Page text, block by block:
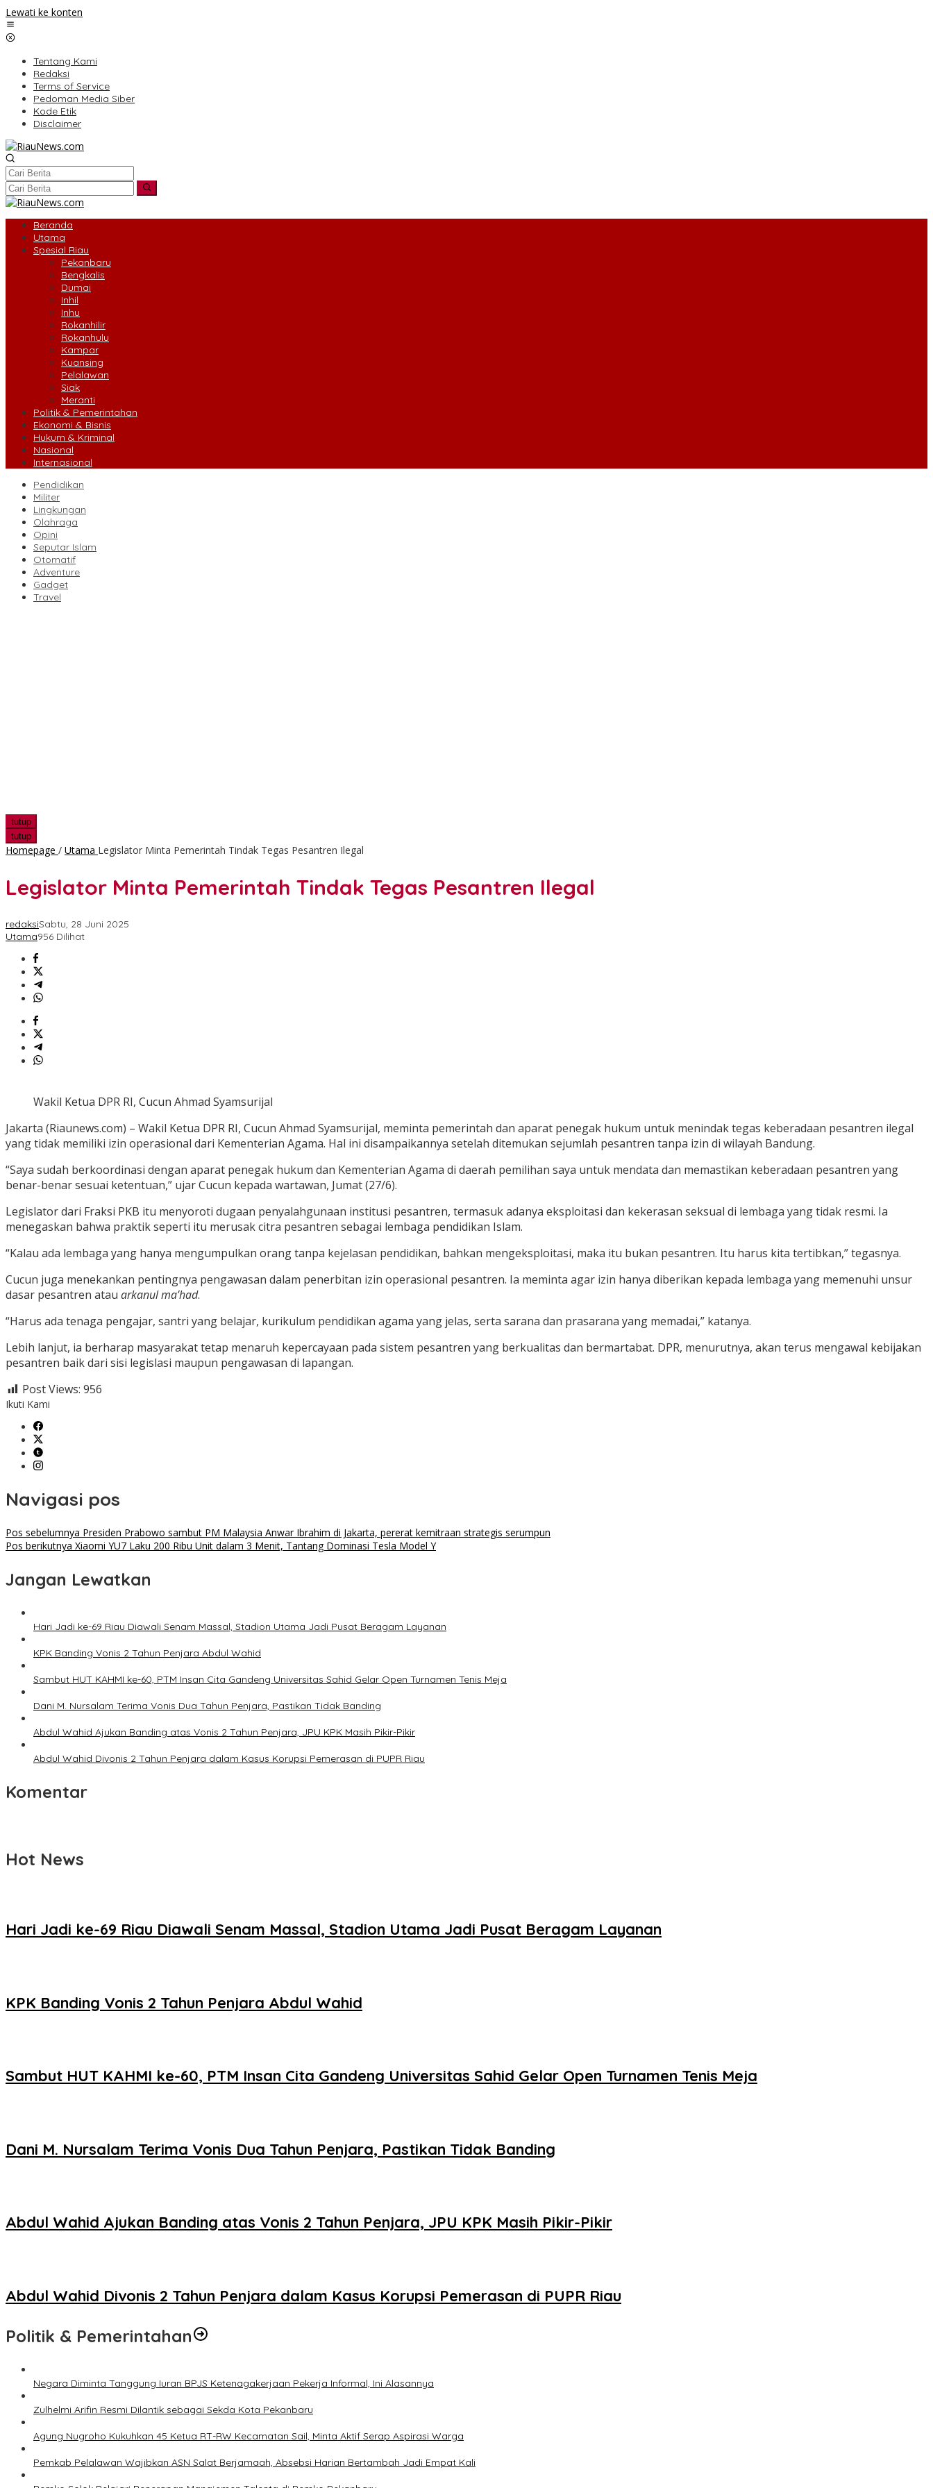
Lewati ke konten
Tentang Kami
Redaksi
Terms of Service
Pedoman Media Siber
Kode Etik
Disclaimer
Beranda
Utama
Spesial Riau
Pekanbaru
Bengkalis
Dumai
Inhil
Inhu
Rokanhilir
Rokanhulu
Kampar
Kuansing
Pelalawan
Siak
Meranti
Politik & Pemerintahan
Ekonomi & Bisnis
Hukum & Kriminal
Nasional
Internasional
Pendidikan
Militer
Lingkungan
Olahraga
Opini
Seputar Islam
Otomatif
Adventure
Gadget
Travel
tutup
tutup
Homepage / Utama Legislator Minta Pemerintah Tindak Tegas Pesantren Ilegal
Legislator Minta Pemerintah Tindak Tegas Pesantren Ilegal
redaksiSabtu, 28 Juni 2025
Utama956 Dilihat
Wakil Ketua DPR RI, Cucun Ahmad Syamsurijal
Jakarta (Riaunews.com) – Wakil Ketua DPR RI, Cucun Ahmad Syamsurijal, meminta pemerintah dan aparat penegak hukum untuk menindak tegas keberadaan pesantren ilegal
yang tidak memiliki izin operasional dari Kementerian Agama. Hal ini disampaikannya setelah ditemukan sejumlah pesantren tanpa izin di wilayah Bandung.
“Saya sudah berkoordinasi dengan aparat penegak hukum dan Kementerian Agama di daerah pemilihan saya untuk mendata dan memastikan keberadaan pesantren yang
benar-benar sesuai ketentuan,” ujar Cucun kepada wartawan, Jumat (27/6).
Legislator dari Fraksi PKB itu menyoroti dugaan penyalahgunaan institusi pesantren, termasuk adanya eksploitasi dan kekerasan seksual di lembaga yang tidak resmi. Ia
menegaskan bahwa praktik seperti itu merusak citra pesantren sebagai lembaga pendidikan Islam.
“Kalau ada lembaga yang hanya mengumpulkan orang tanpa kejelasan pendidikan, bahkan mengeksploitasi, maka itu bukan pesantren. Itu harus kita tertibkan,” tegasnya.
Cucun juga menekankan pentingnya pengawasan dalam penerbitan izin operasional pesantren. Ia meminta agar izin hanya diberikan kepada lembaga yang memenuhi unsur
dasar pesantren atau arkanul ma’had.
“Harus ada tenaga pengajar, santri yang belajar, kurikulum pendidikan agama yang jelas, serta sarana dan prasarana yang memadai,” katanya.
Lebih lanjut, ia berharap masyarakat tetap menaruh kepercayaan pada sistem pesantren yang berkualitas dan bermartabat. DPR, menurutnya, akan terus mengawal kebijakan
pesantren baik dari sisi legislasi maupun pengawasan di lapangan.
Post Views: 956
Ikuti Kami
Navigasi pos
Pos sebelumnya Presiden Prabowo sambut PM Malaysia Anwar Ibrahim di Jakarta, pererat kemitraan strategis serumpun
Pos berikutnya Xiaomi YU7 Laku 200 Ribu Unit dalam 3 Menit, Tantang Dominasi Tesla Model Y
Jangan Lewatkan
Hari Jadi ke-69 Riau Diawali Senam Massal, Stadion Utama Jadi Pusat Beragam Layanan
KPK Banding Vonis 2 Tahun Penjara Abdul Wahid
Sambut HUT KAHMI ke-60, PTM Insan Cita Gandeng Universitas Sahid Gelar Open Turnamen Tenis Meja
Dani M. Nursalam Terima Vonis Dua Tahun Penjara, Pastikan Tidak Banding
Abdul Wahid Ajukan Banding atas Vonis 2 Tahun Penjara, JPU KPK Masih Pikir-Pikir
Abdul Wahid Divonis 2 Tahun Penjara dalam Kasus Korupsi Pemerasan di PUPR Riau
Komentar
Hot News
Hari Jadi ke-69 Riau Diawali Senam Massal, Stadion Utama Jadi Pusat Beragam Layanan
KPK Banding Vonis 2 Tahun Penjara Abdul Wahid
Sambut HUT KAHMI ke-60, PTM Insan Cita Gandeng Universitas Sahid Gelar Open Turnamen Tenis Meja
Dani M. Nursalam Terima Vonis Dua Tahun Penjara, Pastikan Tidak Banding
Abdul Wahid Ajukan Banding atas Vonis 2 Tahun Penjara, JPU KPK Masih Pikir-Pikir
Abdul Wahid Divonis 2 Tahun Penjara dalam Kasus Korupsi Pemerasan di PUPR Riau
Politik & Pemerintahan
Negara Diminta Tanggung Iuran BPJS Ketenagakerjaan Pekerja Informal, Ini Alasannya
Zulhelmi Arifin Resmi Dilantik sebagai Sekda Kota Pekanbaru
Agung Nugroho Kukuhkan 45 Ketua RT-RW Kecamatan Sail, Minta Aktif Serap Aspirasi Warga
Pemkab Pelalawan Wajibkan ASN Salat Berjamaah, Absebsi Harian Bertambah Jadi Empat Kali